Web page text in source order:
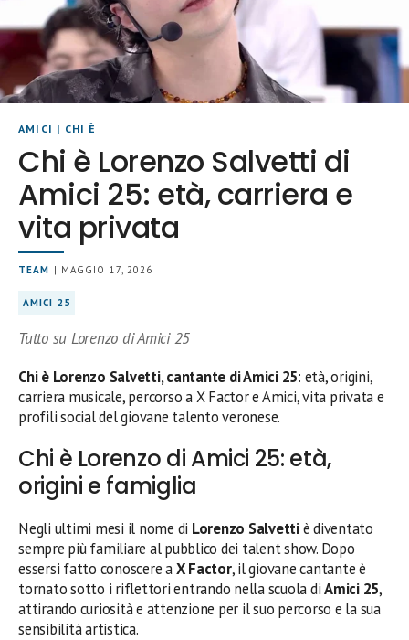
AMICI | CHI È
Chi è Lorenzo Salvetti di
Amici 25: età, carriera e
vita privata
TEAM | MAGGIO 17, 2026
AMICI 25
Tutto su Lorenzo di Amici 25
Chi è Lorenzo Salvetti, cantante di Amici 25: età, origini,
carriera musicale, percorso a X Factor e Amici, vita privata e
profili social del giovane talento veronese.
Chi è Lorenzo di Amici 25: età,
origini e famiglia
Negli ultimi mesi il nome di Lorenzo Salvettiè diventato
sempre più familiare al pubblico dei talent show. Dopo
essersi fatto conoscere aX Factor, il giovane cantante è
tornato sotto i riflettori entrando nella scuola diAmici 25,
attirando curiosità e attenzione per il suo percorso e la sua
sensibilità artistica.